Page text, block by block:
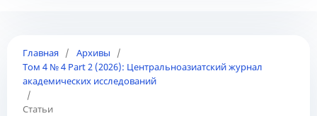
Главная / Архивы
/
Том 4 № 4 Part 2 (2026): Центральноазиатский журнал
академических исследований
/
Статьи